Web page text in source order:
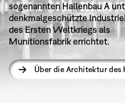
sogenannten Hallenbau A
denkmalgeschützte
des Ersten Weltkriegs als
Munitionsfabrik errichtet.
Über die Architektur des